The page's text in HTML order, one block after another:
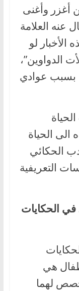
أغزر وأغنى
عنه العلامة
الأخبار لو
الدواوين”،
بسبب عوادي
الى الحياة
الحكائي
التعريفية
في الحكايات
هي
خصص لهما